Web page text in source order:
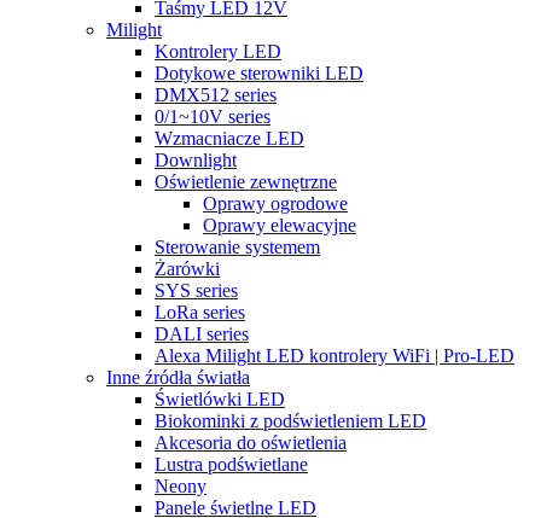
Taśmy LED 12V
Milight
Kontrolery LED
Dotykowe sterowniki LED
DMX512 series
0/1~10V series
Wzmacniacze LED
Downlight
Oświetlenie zewnętrzne
Oprawy ogrodowe
Oprawy elewacyjne
Sterowanie systemem
Żarówki
SYS series
LoRa series
DALI series
Alexa Milight LED kontrolery WiFi | Pro-LED
Inne źródła światła
Świetlówki LED
Biokominki z podświetleniem LED
Akcesoria do oświetlenia
Lustra podświetlane
Neony
Panele świetlne LED